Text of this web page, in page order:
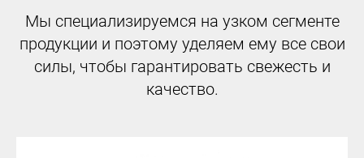
Мы специализируемся на узком сегменте
продукции и поэтому уделяем ему все свои
силы, чтобы гарантировать свежесть и
качество.